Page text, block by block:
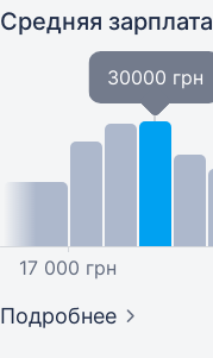
Средняя зарплата
17 000 грн
30000 грн
Подробнее